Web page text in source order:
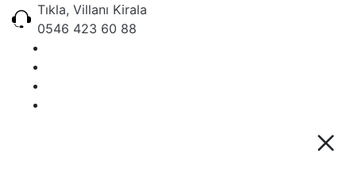
Tıkla, Villanı Kirala
0546 423 60 88